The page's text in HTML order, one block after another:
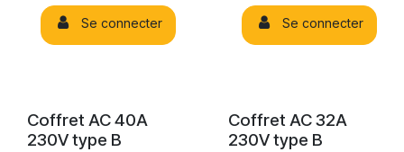
Se connecter Se connecter
Coffret AC 40A
230V type B
Coffret AC 32A
230V type B